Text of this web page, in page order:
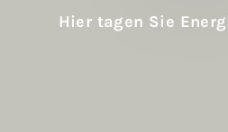
Hier tagen Sie